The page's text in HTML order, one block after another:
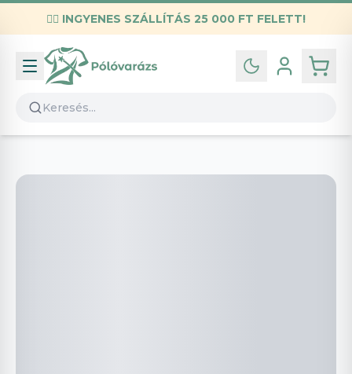
✌🏼 INGYENES SZÁLLÍTÁS 25 000 FT FELETT!
Infó
Kapcsolat
GYIK